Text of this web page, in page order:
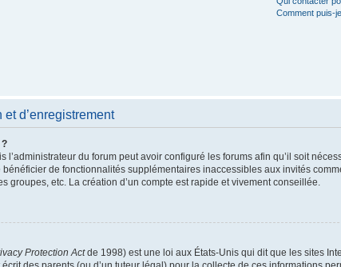
Comment puis-
d’enregistrement
?
l’administrateur du forum peut avoir configuré les forums afin qu’il soit
bénéficier de fonctionnalités supplémentaires inaccessibles aux invités
groupes, etc. La création d’un compte est rapide et vivement conseillée.
Protection Actde 1998) est une loi aux États-Unis qui dit que les sites